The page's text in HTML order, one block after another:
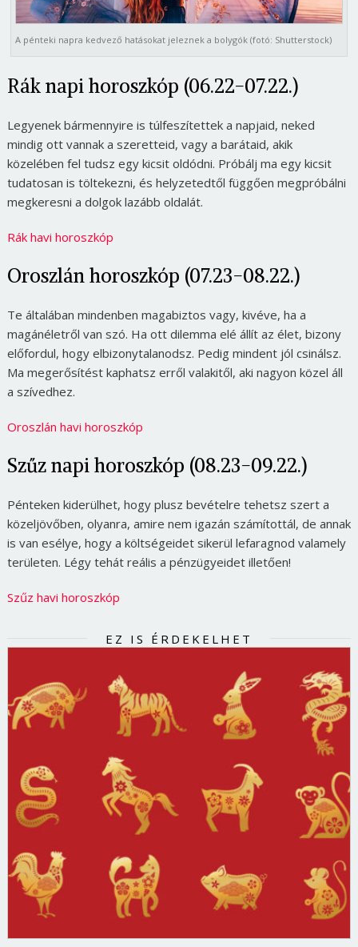
A pénteki napra kedvező hatásokat jeleznek a bolygók (fotó: Shutterstock)
Rák napi horoszkóp (06.22-07.22.)
Legyenek bármennyire is túlfeszítettek a napjaid, neked
mindig ott vannak a szeretteid, vagy a barátaid, akik
közelében fel tudsz egy kicsit oldódni. Próbálj ma egy kicsit
tudatosan is töltekezni, és helyzetedtől függően megpróbálni
megkeresni a dolgok lazább oldalát.
Rák havi horoszkóp
Oroszlán horoszkóp (07.23-08.22.)
Te általában mindenben magabiztos vagy, kivéve, ha a
magánéletről van szó. Ha ott dilemma elé állít az élet, bizony
előfordul, hogy elbizonytalanodsz. Pedig mindent jól csinálsz.
Ma megerősítést kaphatsz erről valakitől, aki nagyon közel áll
a szívedhez.
Oroszlán havi horoszkóp
Szűz napi horoszkóp (08.23-09.22.)
Pénteken kiderülhet, hogy plusz bevételre tehetsz szert a
közeljövőben, olyanra, amire nem igazán számítottál, de annak
is van esélye, hogy a költségeidet sikerül lefaragnod valamely
területen. Légy tehát reális a pénzügyeidet illetően!
Szűz havi horoszkóp
EZ IS ÉRDEKELHET